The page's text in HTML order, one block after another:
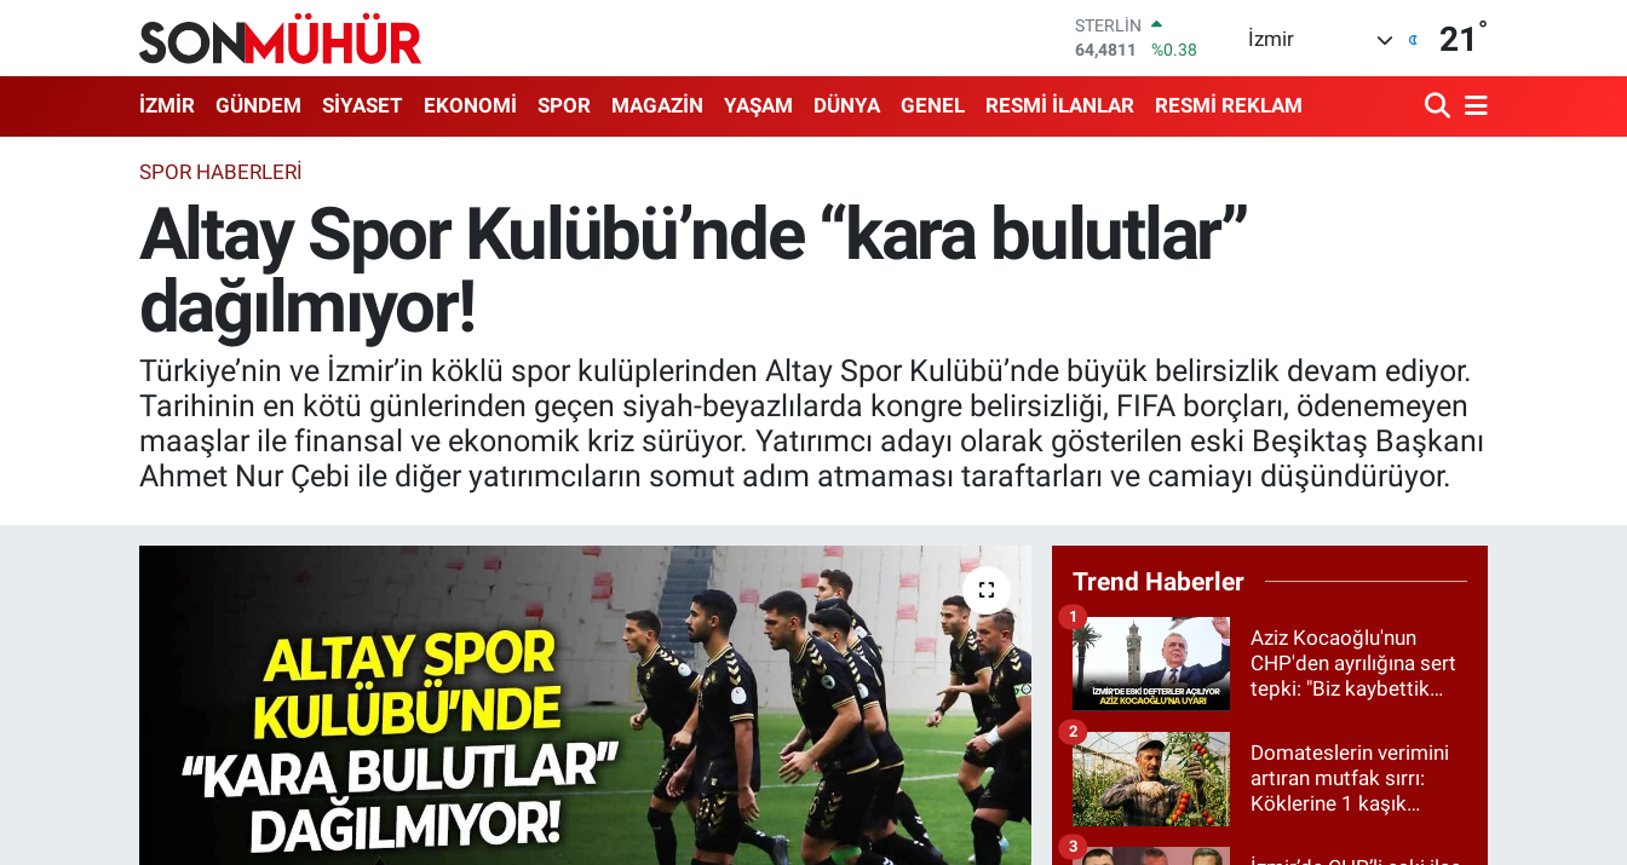
GRAM ALTIN
6660.55
%0.03
BİST100
13.779
%-14
EURO
55,2510
%0.32
İzmir 21 °
İZMİR GÜNDEM SİYASET EKONOMİ SPOR MAGAZİN YAŞAM DÜNYA GENEL RESMİ İLANLAR RESMİ REKLAM
SPOR HABERLERI
Altay Spor Kulübü’nde “kara bulutlar”
dağılmıyor!
Türkiye’nin ve İzmir’in köklü spor kulüplerinden Altay Spor Kulübü’nde büyük belirsizlik devam ediyor.
Tarihinin en kötü günlerinden geçen siyah-beyazlılarda kongre belirsizliği, FIFA borçları, ödenemeyen
maaşlar ile finansal ve ekonomik kriz sürüyor. Yatırımcı adayı olarak gösterilen eski Beşiktaş Başkanı
Ahmet Nur Çebi ile diğer yatırımcıların somut adım atmaması taraftarları ve camiayı düşündürüyor.
Trend Haberler
Aziz Kocaoğlu'nun
CHP'den ayrılığına sert
tepki: "Biz kaybettik
etmedik"
1
Domateslerin verimini
artıran mutfak sırrı:
Köklerine 1 kaşık
2
3
İzmir Nöbetçi Eczaneler
İzmir Namaz Vakitleri
İzmir Trafik Yoğunluk Haritası
Süper Lig Puan Durumu ve Fikstür
Tüm Manşetler
Son Dakika Haberleri